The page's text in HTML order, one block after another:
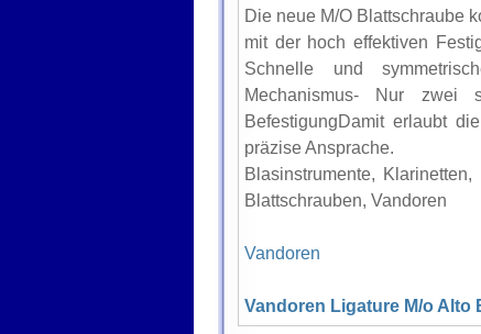
Die neue M/O Blattschraube
mit der hoch effektiven
Schnelle und
Mechanismus- Nur zwei
BefestigungDamit erlaubt
präzise Ansprache.
Blasinstrumente,
Blattschrauben, Vandoren
Vandoren
Vandoren Ligature M/o Alto